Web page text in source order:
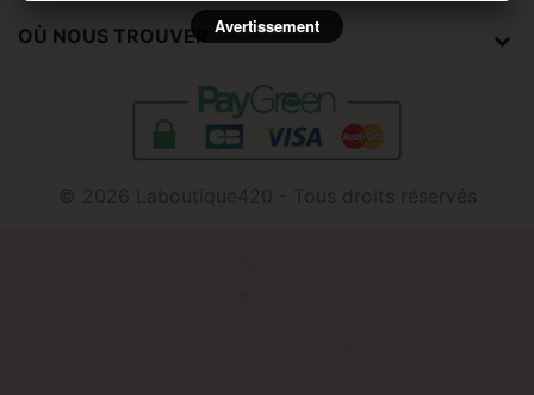
OÙ NOUS TROUVER Avertissement